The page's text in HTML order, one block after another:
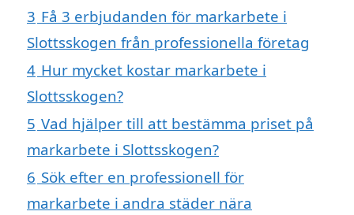
3 Få 3 erbjudanden för markarbete i
Slottsskogen från professionella företag
4 Hur mycket kostar markarbete i
Slottsskogen?
5 Vad hjälper till att bestämma priset på
markarbete i Slottsskogen?
6 Sök efter en professionell för
markarbete i andra städer nära